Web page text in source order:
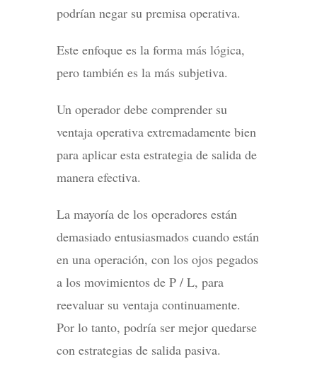
podrían negar su premisa operativa.
Este enfoque es la forma más lógica,
pero también es la más subjetiva.
Un operador debe comprender su
ventaja operativa extremadamente bien
para aplicar esta estrategia de salida de
manera efectiva.
La mayoría de los operadores están
demasiado entusiasmados cuando están
en una operación, con los ojos pegados
a los movimientos de P / L, para
reevaluar su ventaja continuamente.
Por lo tanto, podría ser mejor quedarse
con estrategias de salida pasiva.